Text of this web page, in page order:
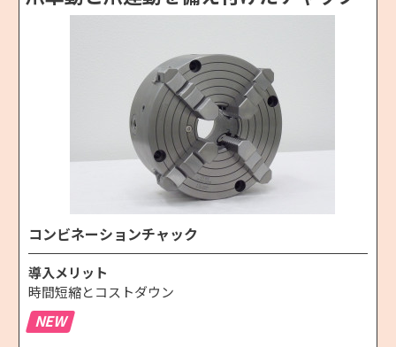
コンビネーションチャック
導入メリット
時間短縮とコストダウン
NEW